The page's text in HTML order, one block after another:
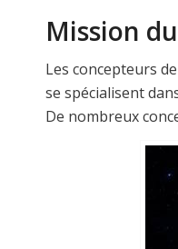
Mission
Les concepteurs
se spécialisent
De nombreux